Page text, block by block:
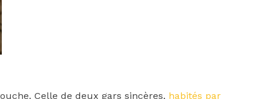
Celle de deux gars sincères, habités par